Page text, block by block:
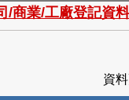
/商業/工廠登記資料
資